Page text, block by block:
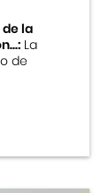
la
La
de